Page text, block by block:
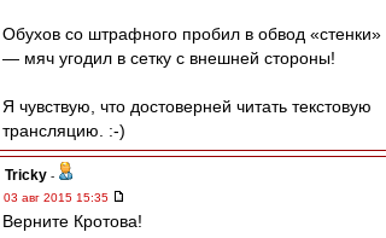
Обухов со штрафного пробил в обвод «стенки»
— мяч угодил в сетку с внешней стороны!
Я чувствую, что достоверней читать текстовую
трансляцию. :-)
Tricky -
03 авг 2015 15:35
Верните Кротова!